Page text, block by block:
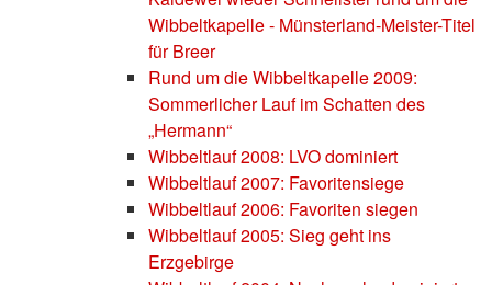
Wibbeltkapelle - Münsterland-Meister-Titel
für Breer
Rund um die Wibbeltkapelle 2009:
Sommerlicher Lauf im Schatten des
„Hermann“
Wibbeltlauf 2008: LVO dominiert
Wibbeltlauf 2007: Favoritensiege
Wibbeltlauf 2006: Favoriten siegen
Wibbeltlauf 2005: Sieg geht ins
Erzgebirge